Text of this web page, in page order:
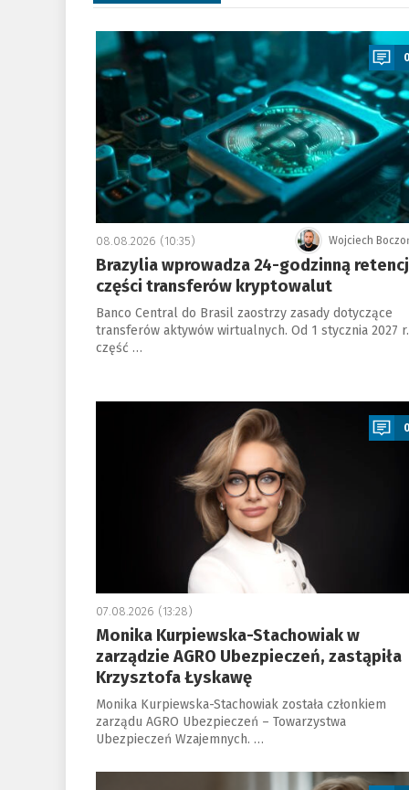
a
0
Wojciech
08.08.2026 (10:35)
Brazylia wprowadza 24-godzinną
części transferów kryptowalut
Banco Central do Brasil zaostrzy zasady dotyczące
transferów aktywów wirtualnych. Od 1 stycznia 2027 r.
część …
a
0
07.08.2026 (13:28)
Monika Kurpiewska-Stachowiak w
zarządzie AGRO Ubezpieczeń, zastąpiła
Krzysztofa Łyskawę
Monika Kurpiewska-Stachowiak została członkiem
zarządu AGRO Ubezpieczeń – Towarzystwa
Ubezpieczeń Wzajemnych. …
a